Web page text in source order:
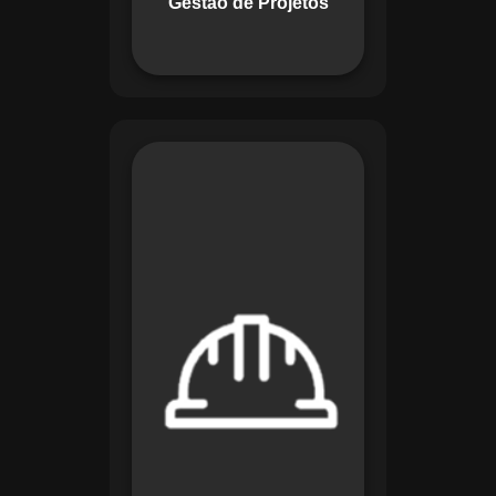
com eficiência.
Maestro organiza
registros de exames
e treinamentos,
automatiza alertas e
disponibiliza